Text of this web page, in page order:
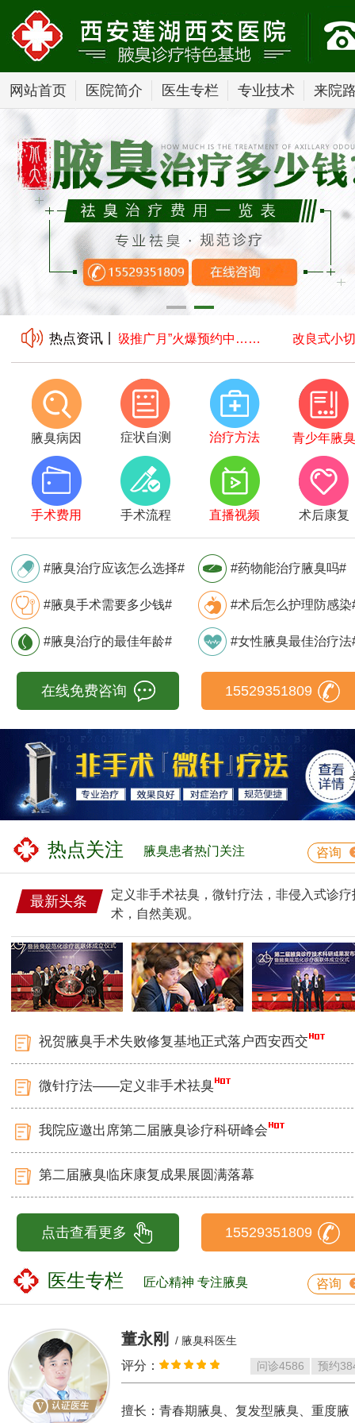
网站首页 医院简介 医生专栏 专业技术 来院
热点资讯丨
汗腺清除术技术升级推广月”火爆预约中…… 改良式小
腋臭病因 症状自测 治疗方法 青少年腋臭
手术费用 手术流程 直播视频 术后康复
#腋臭治疗应该怎么选择# #药物能治疗腋臭吗#
#腋臭手术需要多少钱# #术后怎么护理防感染
#腋臭治疗的最佳年龄# #女性腋臭最佳治疗法
在线免费咨询 15529351809
热点关注 腋臭患者热门关注 咨询
最新头条
定义非手术祛臭，微针疗法，非侵入式诊疗
术，自然美观。
祝贺腋臭手术失败修复基地正式落户西安西交
微针疗法——定义非手术祛臭
我院应邀出席第二届腋臭诊疗科研峰会
第二届腋臭临床康复成果展圆满落幕
点击查看更多 15529351809
医生专栏 匠心精神 专注腋臭 咨询
董永刚 / 腋臭科医生
评分： 问诊4586 预约
擅长：青春期腋臭、复发型腋臭、重度腋